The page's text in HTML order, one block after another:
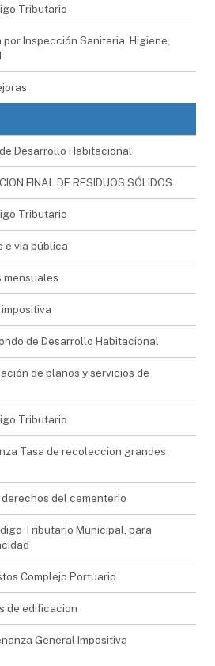
Tributario
Inspección Sanitaria, Higiene,
Desarrollo Habitacional
FINAL DE RESIDUOS SÓLIDOS
Tributario
e via pública
mensuales
de Desarrollo Habitacional
de planos y servicios de
Tributario
Tasa de recoleccion grandes
del cementerio
Tributario Municipal, para
Complejo Portuario
de edificacion
General Impositiva